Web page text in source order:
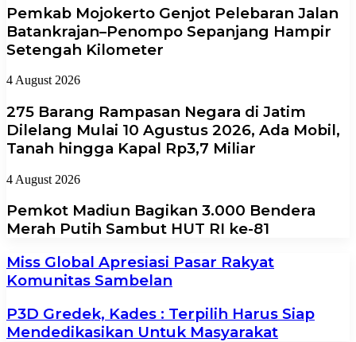
Pemkab Mojokerto Genjot Pelebaran Jalan
Batankrajan–Penompo Sepanjang Hampir
Setengah Kilometer
4 August 2026
275 Barang Rampasan Negara di Jatim
Dilelang Mulai 10 Agustus 2026, Ada Mobil,
Tanah hingga Kapal Rp3,7 Miliar
4 August 2026
Pemkot Madiun Bagikan 3.000 Bendera
Merah Putih Sambut HUT RI ke-81
Miss Global Apresiasi Pasar Rakyat
Komunitas Sambelan
P3D Gredek, Kades : Terpilih Harus Siap
Mendedikasikan Untuk Masyarakat